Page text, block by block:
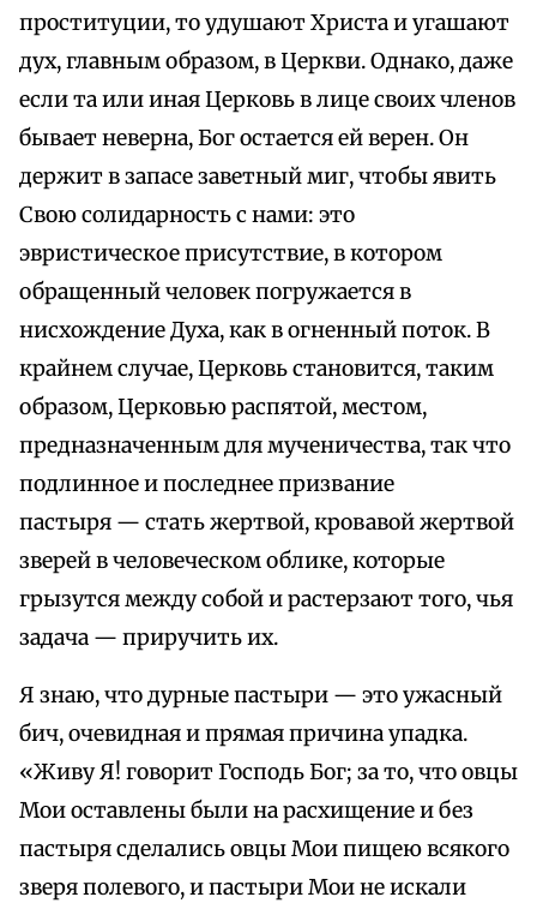
проституции, то удушают Христа и угашают
дух, главным образом, в Церкви. Однако, даже
если та или иная Церковь в лице своих членов
бывает неверна, Бог остается ей верен. Он
держит в запасе заветный миг, чтобы явить
Свою солидарность с нами: это
эвристическое присутствие, в котором
обращенный человек погружается в
нисхождение Духа, как в огненный поток. В
крайнем случае, Церковь становится, таким
образом, Церковью распятой, местом,
предназначенным для мученичества, так что
подлинное и последнее призвание
пастыря — стать жертвой, кровавой жертвой
зверей в человеческом облике, которые
грызутся между собой и растерзают того, чья
задача — приручить их.
Я знаю, что дурные пастыри — это ужасный
бич, очевидная и прямая причина упадка.
«Живу Я! говорит Господь Бог; за то, что овцы
Мои оставлены были на расхищение и без
пастыря сделались овцы Мои пищею всякого
зверя полевого, и пастыри Мои не искали